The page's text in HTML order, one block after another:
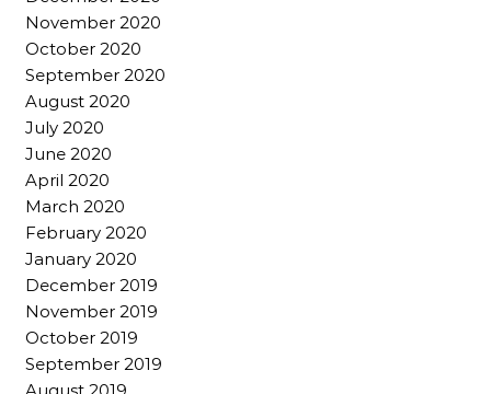
November 2020
October 2020
September 2020
August 2020
July 2020
June 2020
April 2020
March 2020
February 2020
January 2020
December 2019
November 2019
October 2019
September 2019